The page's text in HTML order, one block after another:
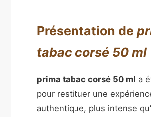
Présentation de
tabac corsé 50 ml
prima tabac corsé 50 ml a
pour restituer une
authentique, plus intense